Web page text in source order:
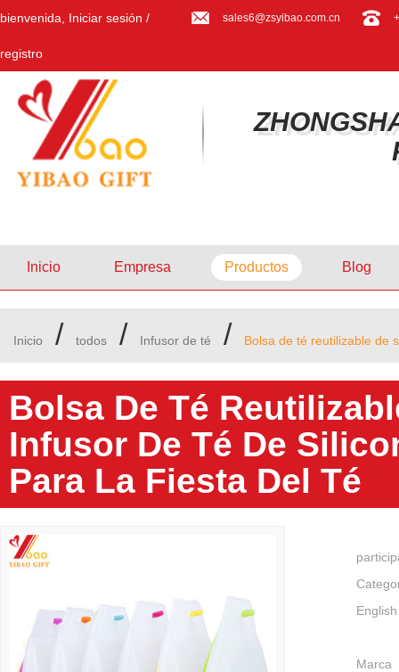
bienvenida, Iniciar sesión /
registro
sales6@zsyibao.com.cn
Inicio Empresa Productos Blog
Inicio / todos / Infusor de té / Bolsa de té reutilizable de
Bolsa De Té
Infusor De Té De
Para La Fiesta Del Té
Marca